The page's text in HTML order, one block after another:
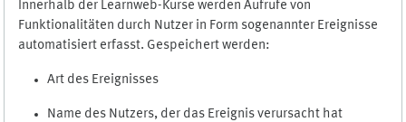
Innerhalb der Learnweb-Kurse werden Aufrufe von
Funktionalitäten durch Nutzer in Form sogenannter Ereignisse
automatisiert erfasst. Gespeichert werden:
Art des Ereignisses
Name des Nutzers, der das Ereignis verursacht hat